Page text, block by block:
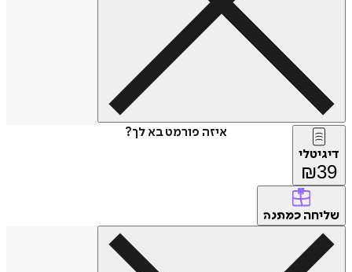
איזה פורמט בא לך?
דיגיטלי
₪39
שליחה כמתנה